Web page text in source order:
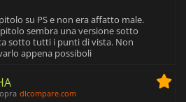
su PS e non era affatto male.
sembra una versione sotto
sotto tutti i punti di vista. Non
appena possiboli
dlcompare.com